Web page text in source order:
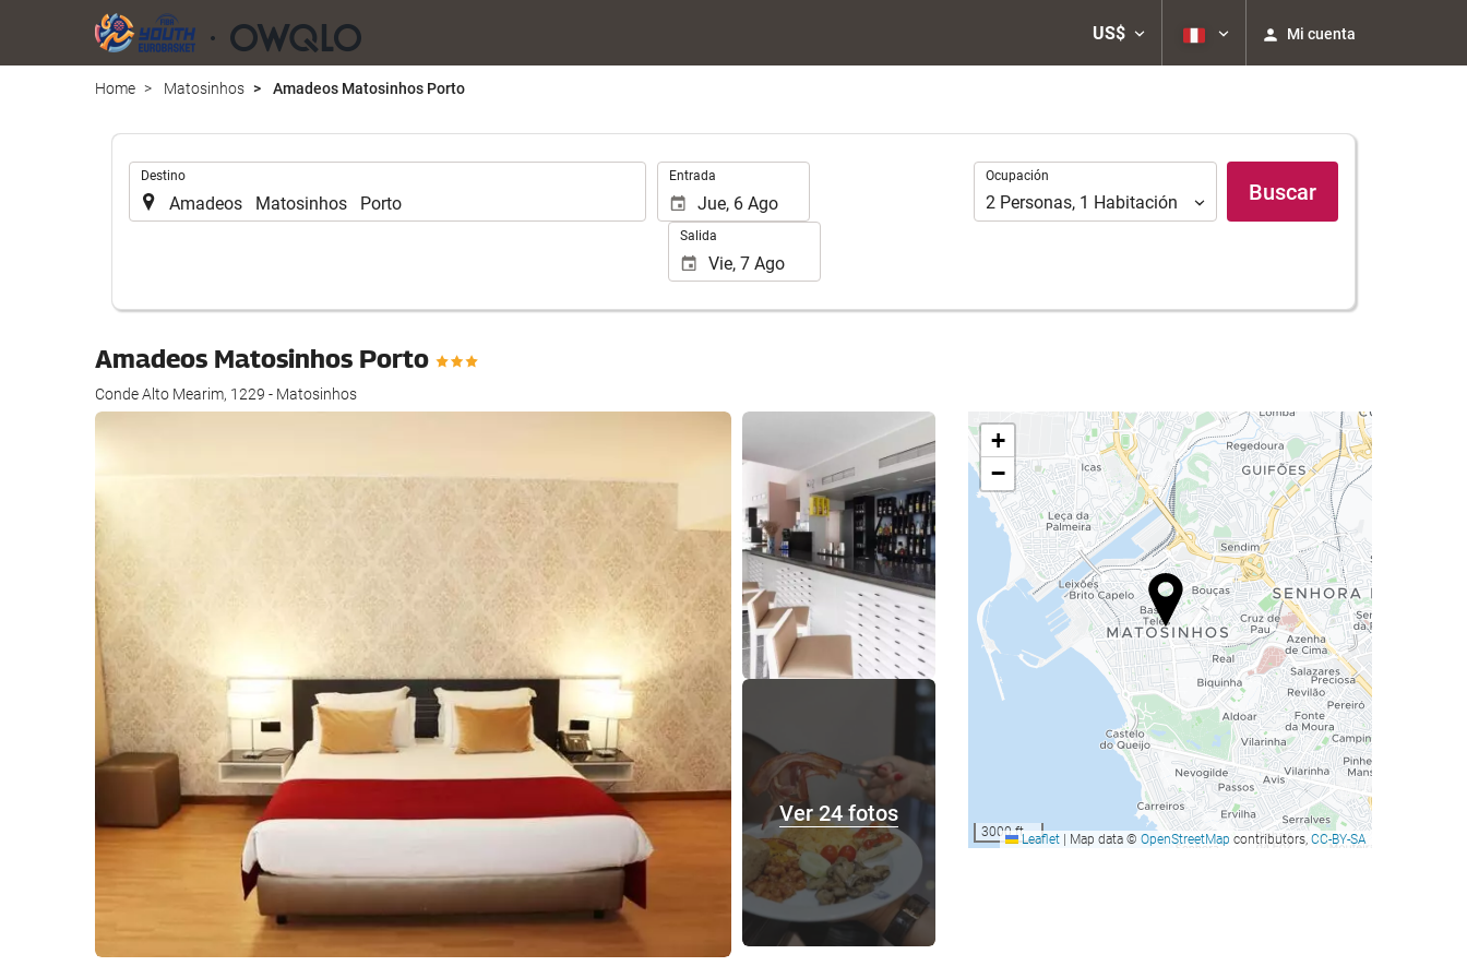
US$ Mi cuenta
Home Matosinhos Amadeos Matosinhos Porto
Destino Entrada
Salida
Ocupación
Ocupación
2 Personas, 1 Habitación Buscar
Amadeos Matosinhos Porto
Conde Alto Mearim, 1229 - Matosinhos
Ver 24 fotos
+
−
3000 ftLeaflet Map data © OpenStreetMap contributors, CC-BY-SA